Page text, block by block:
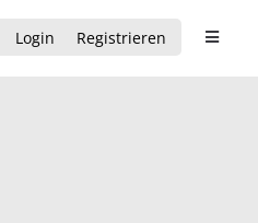
Login Registrieren